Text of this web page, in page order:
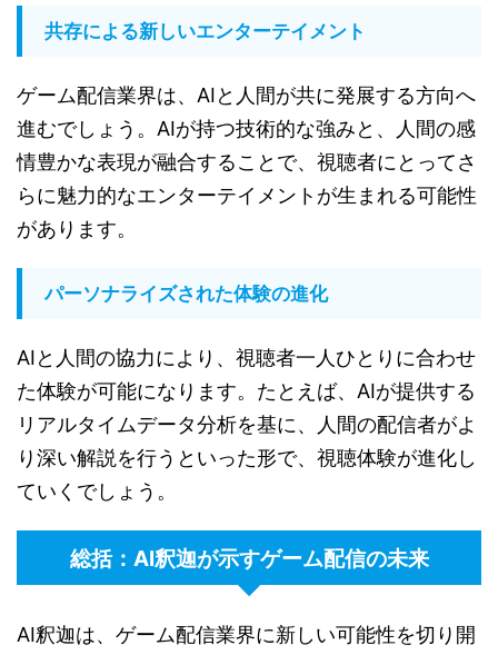
共存による新しいエンターテイメント
ゲーム配信業界は、AIと人間が共に発展する方向へ
進むでしょう。AIが持つ技術的な強みと、人間の感
情豊かな表現が融合することで、視聴者にとってさ
らに魅力的なエンターテイメントが生まれる可能性
があります。
パーソナライズされた体験の進化
AIと人間の協力により、視聴者一人ひとりに合わせ
た体験が可能になります。たとえば、AIが提供する
リアルタイムデータ分析を基に、人間の配信者がよ
り深い解説を行うといった形で、視聴体験が進化し
ていくでしょう。
総括：AI釈迦が示すゲーム配信の未来
AI釈迦は、ゲーム配信業界に新しい可能性を切り開